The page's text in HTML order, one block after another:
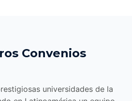
Convenios
universidades de la